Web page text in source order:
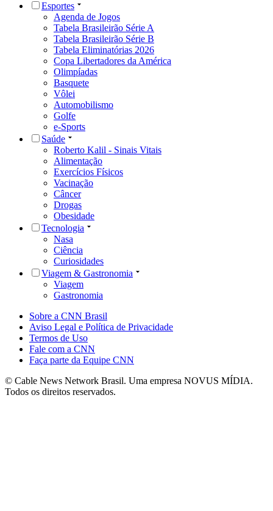
Esportes
Agenda de Jogos
Tabela Brasileirão Série A
Tabela Brasileirão Série B
Tabela Eliminatórias 2026
Copa Libertadores da América
Olimpíadas
Basquete
Vôlei
Automobilismo
Golfe
e-Sports
Saúde
Roberto Kalil - Sinais Vitais
Alimentação
Exercícios Físicos
Vacinação
Câncer
Drogas
Obesidade
Tecnologia
Nasa
Ciência
Curiosidades
Viagem & Gastronomia
Viagem
Gastronomia
Sobre a CNN Brasil
Aviso Legal e Política de Privacidade
Termos de Uso
Fale com a CNN
Faça parte da Equipe CNN
© Cable News Network Brasil. Uma empresa NOVUS MÍDIA.
Todos os direitos reservados.